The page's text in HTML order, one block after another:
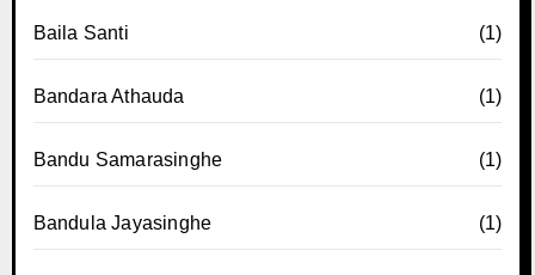
Baila Santi (1)
Bandara Athauda (1)
Bandu Samarasinghe (1)
Bandula Jayasinghe (1)